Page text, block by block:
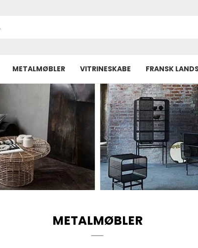
METALMØBLER VITRINESKABE FRANSK
METALMØBLER